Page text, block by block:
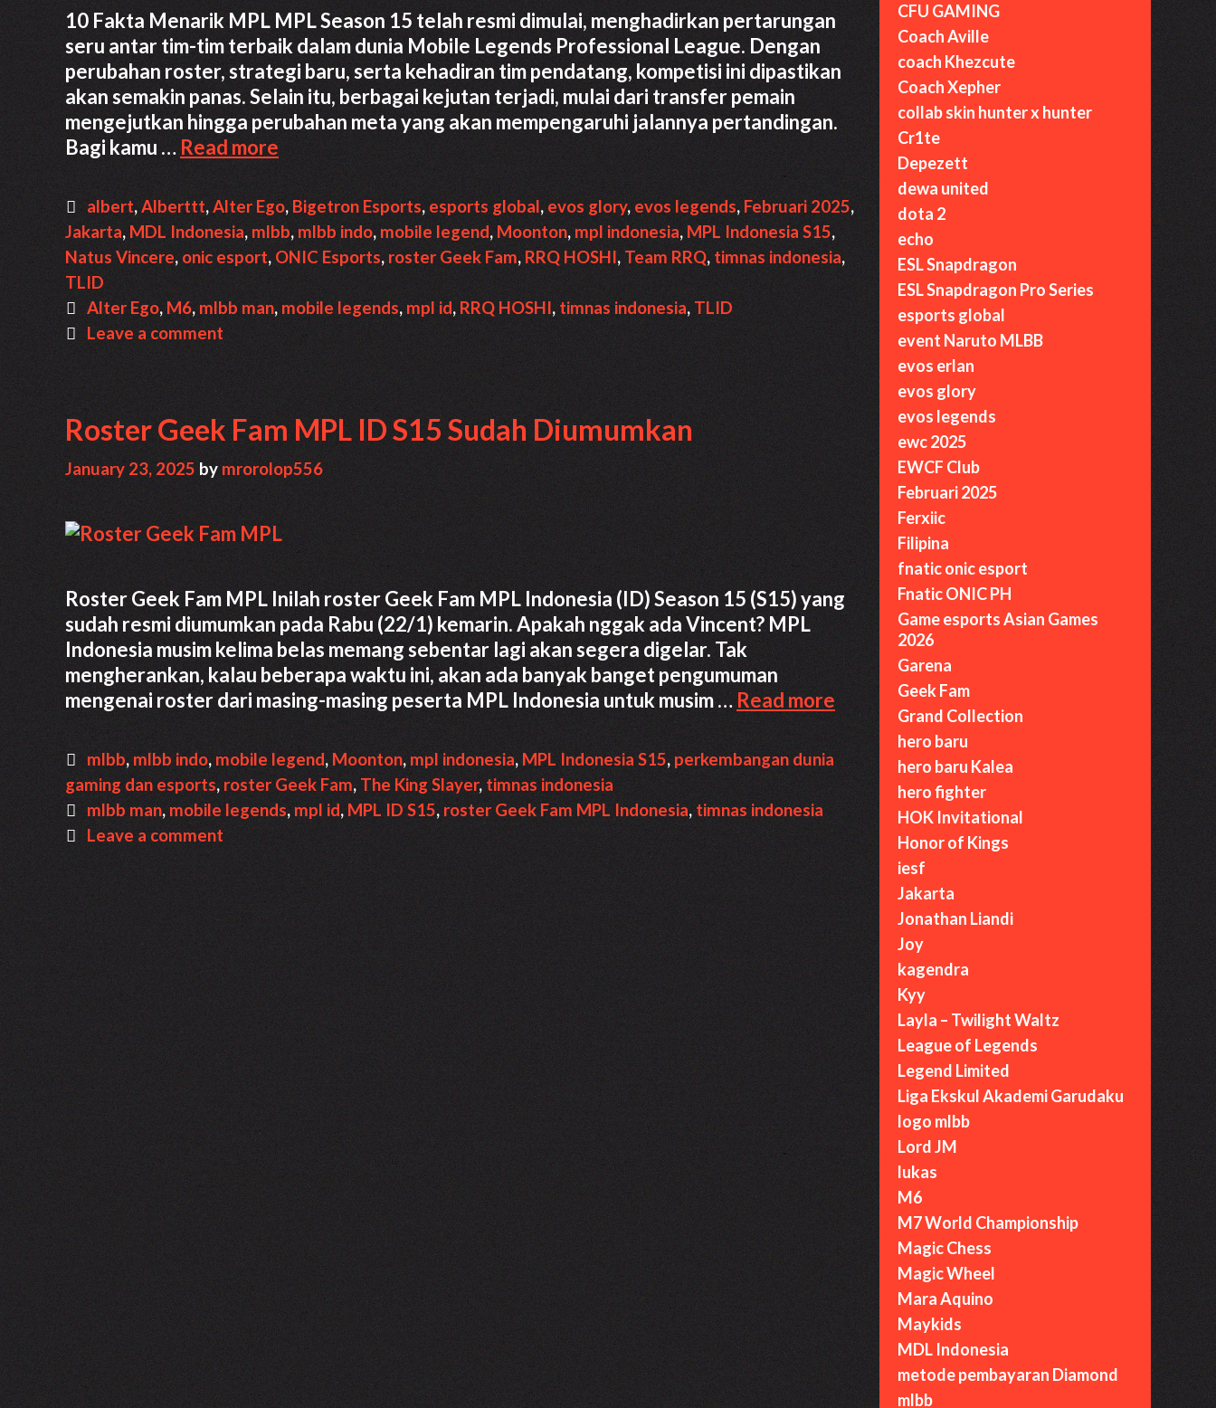
10 Fakta Menarik MPL MPL Season 15 telah resmi dimulai, menghadirkan pertarungan
seru antar tim-tim terbaik dalam dunia Mobile Legends Professional League. Dengan
perubahan roster, strategi baru, serta kehadiran tim pendatang, kompetisi ini dipastikan
akan semakin panas. Selain itu, berbagai kejutan terjadi, mulai dari transfer pemain
mengejutkan hingga perubahan meta yang akan mempengaruhi jalannya pertandingan.
Bagi kamu … Read more10
Fakta
Menarik
MPL
Season
15
Categories
albert,Alberttt,Alter Ego,Bigetron Esports, esports global, evos glory, evos legends, Februari 2025,
Jakarta, MDL Indonesia,mlbb, mlbb indo, mobile legend,Moonton,mpl indonesia,MPL Indonesia S15,
Natus Vincere, onic esport, ONIC Esports, roster Geek Fam, RRQ HOSHI, Team RRQ, timnas indonesia,
TLID
Tags
Alter Ego, M6, mlbb man, mobile legends,mpl id, RRQ HOSHI, timnas indonesia, TLID
Leave a comment
Roster Geek Fam MPL ID S15 Sudah Diumumkan
January 23, 2025 by mrorolop556
Roster Geek Fam MPL Inilah roster Geek Fam MPL Indonesia (ID) Season 15 (S15) yang
sudah resmi diumumkan pada Rabu (22/1) kemarin. Apakah nggak ada Vincent? MPL
Indonesia musim kelima belas memang sebentar lagi akan segera digelar. Tak
mengherankan, kalau beberapa waktu ini, akan ada banyak banget pengumuman
mengenai roster dari masing-masing peserta MPL Indonesia untuk musim …Read more Roster
Geek
Fam
MPL
Sudah
Diumumkan
Categories
mlbb, mlbb indo, mobile legend, Moonton, mpl indonesia, MPL Indonesia S15, perkembangan dunia
gaming dan esports, roster Geek Fam, The King Slayer, timnas indonesia
Tags
mlbb man, mobile legends, mpl id, MPL ID S15, roster Geek Fam MPL Indonesia, timnas indonesia
Leave a comment
CFU GAMING
Coach Aville
coach Khezcute
Coach Xepher
collab skin hunter x hunter
Cr1te
Depezett
dewa united
dota 2
echo
ESL Snapdragon
ESL Snapdragon Pro Series
esports global
event Naruto MLBB
evos erlan
evos glory
evos legends
ewc 2025
EWCF Club
Februari 2025
Ferxiic
Filipina
fnatic onic esport
Fnatic ONIC PH
Game esports Asian Games
2026
Garena
Geek Fam
Grand Collection
hero baru
hero baru Kalea
hero fighter
HOK Invitational
Honor of Kings
iesf
Jakarta
Jonathan Liandi
Joy
kagendra
Kyy
Layla – Twilight Waltz
League of Legends
Legend Limited
Liga Ekskul Akademi Garudaku
logo mlbb
Lord JM
lukas
M6
M7 World Championship
Magic Chess
Magic Wheel
Mara Aquino
Maykids
MDL Indonesia
metode pembayaran Diamond
mlbb